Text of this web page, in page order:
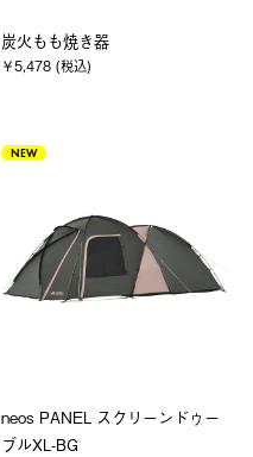
炭火もも焼き器
￥5,478 (税込)
NEW
neos PANEL スクリーンドゥー
ブルXL-BG